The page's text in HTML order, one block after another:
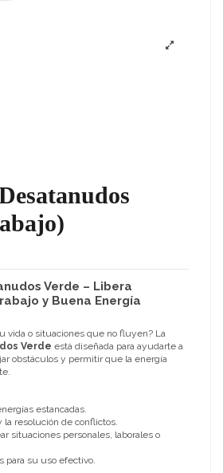
Verde – Libera
y Buena Energía
vida o situaciones que no fluyen? La
Verde está diseñada para ayudarte a
obstáculos y permitir que la energía
estancadas.
la resolución de conflictos.
situaciones personales, laborales o
para su uso efectivo.